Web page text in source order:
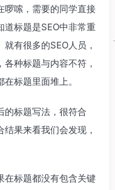
啰嗦，需要的同学直接
道标题是SEO中非常重
有很多的SEO人员，
种标题与内容不符，
标题里面堆上。
的标题写法，很符合
结果来看我们会发现，
在标题都没有包含关键